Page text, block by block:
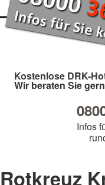
Kostenlose DRK-
Wir beraten Sie
Infos
Rotkreuz